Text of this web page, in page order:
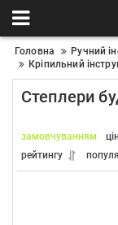
Головна
Ручний
Кріпильний
Степлери
замовчуванням
рейтингу